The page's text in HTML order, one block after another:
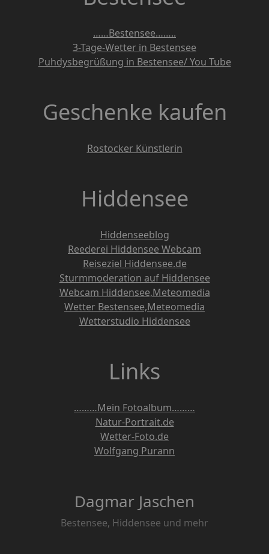
……Bestensee……..
3-Tage-Wetter in Bestensee
Puhdysbegrüßung in Bestensee/ You Tube
Geschenke kaufen
Rostocker Künstlerin
Hiddensee
Hiddenseeblog
Reederei Hiddensee Webcam
Reiseziel Hiddensee.de
Sturmmoderation auf Hiddensee
Webcam Hiddensee,Meteomedia
Wetter Bestensee,Meteomedia
Wetterstudio Hiddensee
Links
………Mein Fotoalbum………
Natur-Portrait.de
Wetter-Foto.de
Wolfgang Purann
Dagmar Jaschen
Bestensee, Hiddensee und mehr